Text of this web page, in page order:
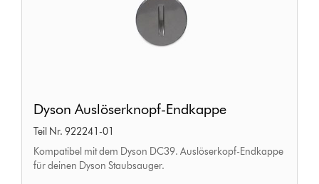
Auslöserknopf-
Endkappe
Dyson Auslöserknopf-Endkappe
Teil Nr. 922241-01
Kompatibel mit dem Dyson DC39. Auslöserkopf-Endkappe
für deinen Dyson Staubsauger.